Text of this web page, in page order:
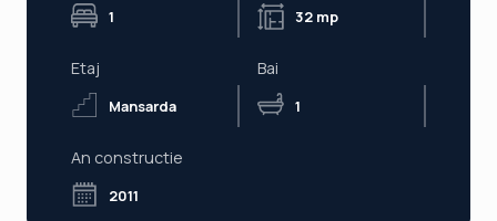
1 32 mp
Etaj
Mansarda
Bai
1
An constructie
2011